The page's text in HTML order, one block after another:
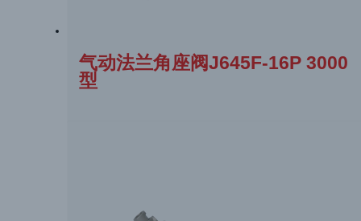
气动法兰角座阀J645F-16P 3000
型